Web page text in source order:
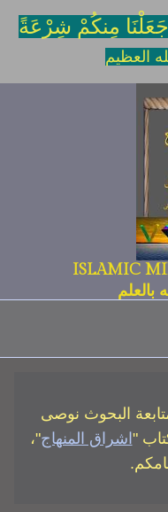
مِنكُمْ شِرْعَةً
العظيم
بالعلم
البحوث نوصى
" اشراق المنهاج"،